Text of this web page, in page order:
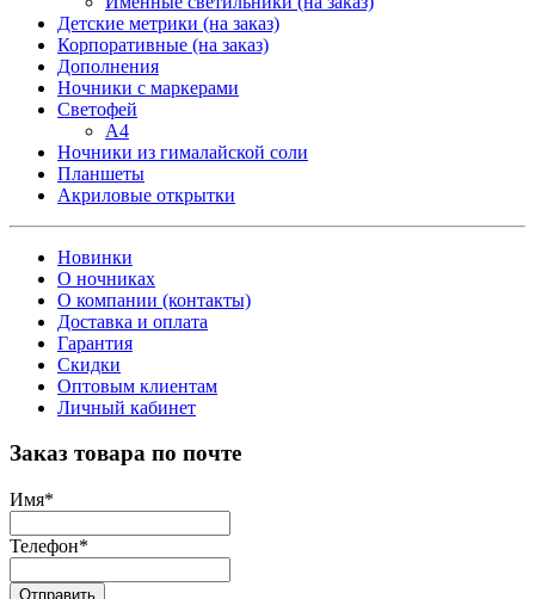
Детские метрики (на заказ)
Корпоративные (на заказ)
Дополнения
Ночники с маркерами
Светофей
А4
Ночники из гималайской соли
Планшеты
Акриловые открытки
Новинки
О ночниках
О компании (контакты)
Доставка и оплата
Гарантия
Скидки
Оптовым клиентам
Личный кабинет
Заказ товара по почте
Имя*
Телефон*
Отправить